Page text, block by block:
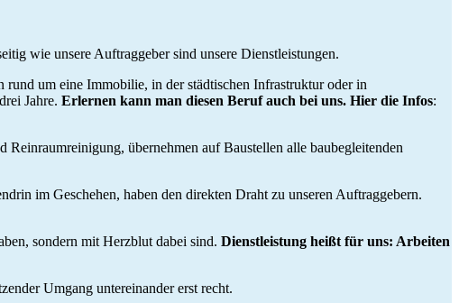
wie unsere Auftraggeber sind unsere Dienstleistungen.
rund um eine Immobilie, in der städtischen Infrastruktur oder in
Jahre. Erlernen kann man diesen Beruf auch bei uns. Hier die Infos:
übernehmen auf Baustellen alle baubegleitenden
im Geschehen, haben den direkten Draht zu unseren Auftraggebern.
sondern mit Herzblut dabei sind. Dienstleistung heißt für uns: Arbeiten
Umgang untereinander erst recht.